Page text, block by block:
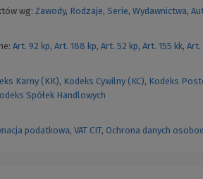
wg: Zawody, Rodzaje, Serie, Wydawnictwa,
Art. 92 kp, Art. 188 kp, Art. 52 kp, Art. 155 kk, Art.
Karny (KK), Kodeks Cywilny (KC), Kodeks
Spółek Handlowych
podatkowa, VAT CIT, Ochrona danych